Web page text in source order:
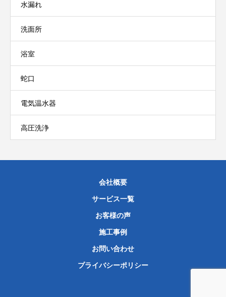
水漏れ
洗面所
浴室
蛇口
電気温水器
高圧洗浄
会社概要
サービス一覧
お客様の声
施工事例
お問い合わせ
プライバシーポリシー